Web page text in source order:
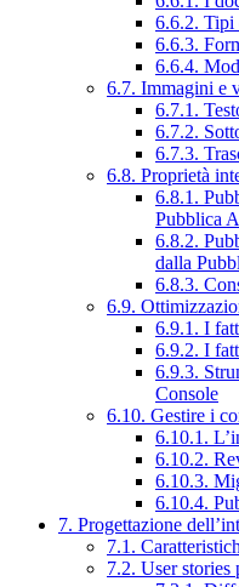
6.6.2. Tipi
6.6.3.
6.6.4.
6.7. Immagini e
6.7.1.
6.7.2.
6.7.3.
6.8. Proprietà
6.8.1.
Pubblica
6.8.2.
dalla
6.8.3.
6.9.
6.9.1. I
6.9.2. I
6.9.3.
Console
6.10. Gestire i
6.10.1.
6.10.2.
6.10.3.
6.10.4.
7. Progettazione
7.1.
7.2. User stories